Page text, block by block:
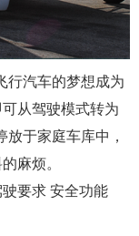
汽车的梦想成为
从驾驶模式转为
于家庭车库中，
麻烦。
要求 安全功能